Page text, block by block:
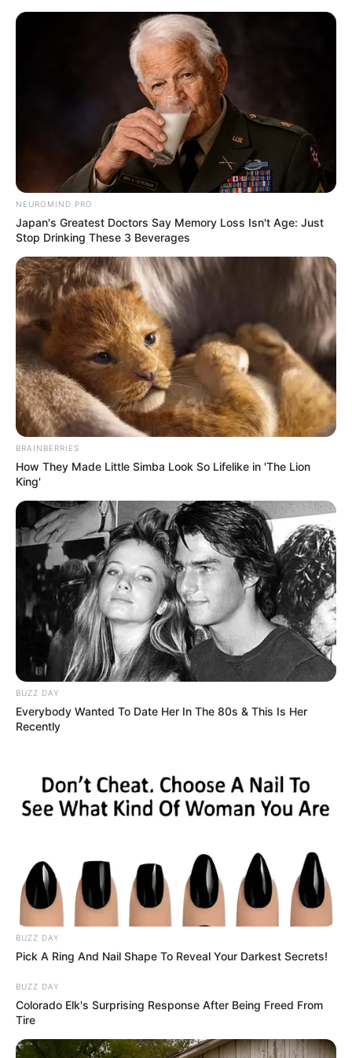
HOME
Home > Brasil > Crianças > Notícia
Fiocruz alerta para
avanço de casos graves de gripe e VSR em várias regiões do Brasil.
Fiocruz alerta para avanço de
casos graves de gripe e VSR em
várias regiões do Brasil.
Dados indicam aumento dos casos graves de gripe e VSR
em diferentes estados brasileiros.
Fiocruz alerta para avanço de casos graves de gripe e VSR em
.junho.2026.
acendeu um sinal de atenção para o crescimento das internações
porSíndrome Respiratória Aguda Grave (SRAG) associadas ao
Vírus Sincicial Respiratório (VSR) e aos vírus Influenza A e
Influenza B.
NEUROMIND PRO
Japan's Greatest Doctors Say Memory Loss Isn't Age: Just
Stop Drinking These 3 Beverages
BRAINBERRIES
How They Made Little Simba Look So Lifelike in 'The Lion
King'
BUZZ DAY
Everybody Wanted To Date Her In The 80s & This Is Her
Recently
BUZZ DAY
Pick A Ring And Nail Shape To Reveal Your Darkest Secrets!
BUZZ DAY
Colorado Elk's Surprising Response After Being Freed From
Tire